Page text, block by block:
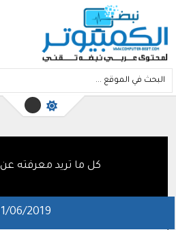
كل ما تريد معرفته
06/2019